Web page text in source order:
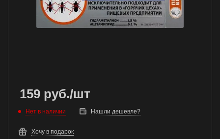
159 руб./шт
Нет в наличии Нашли дешевле?
Хочу в подарок